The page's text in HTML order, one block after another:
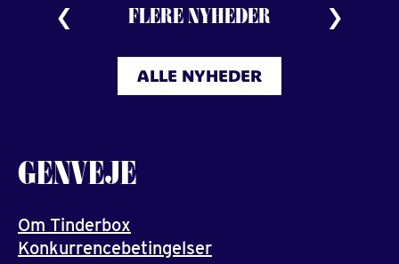
FLERE NYHEDER
ALLE NYHEDER
GENVEJE
Om Tinderbox
Konkurrencebetingelser